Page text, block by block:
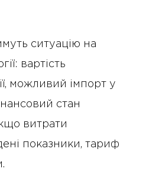
ситуацію на
вартість
можливий імпорт у
стан
витрати
показники, тариф